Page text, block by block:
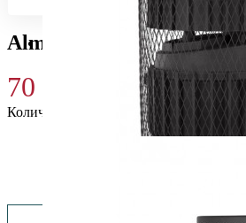
Alma (505) с сеткой
70 540
Количество